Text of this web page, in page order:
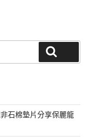
石棉墊片分享保麗龍